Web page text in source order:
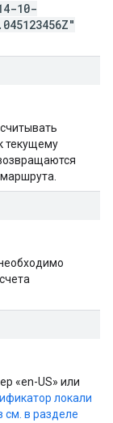
10-
текущему
«en-US» или
локали
см. в разделе